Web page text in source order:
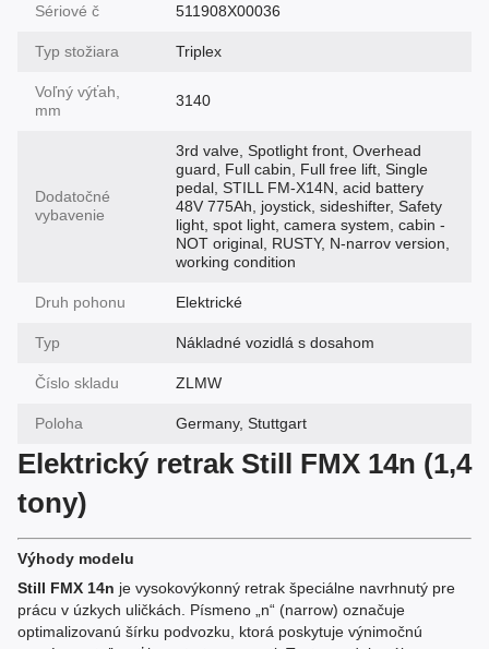
Sériové č 511908X00036
Typ stožiara Triplex
Voľný výťah,
mm
3140
Dodatočné
vybavenie
3rd valve, Spotlight front, Overhead
guard, Full cabin, Full free lift, Single
pedal, STILL FM-X14N, acid battery
48V 775Ah, joystick, sideshifter, Safety
light, spot light, camera system, cabin -
NOT original, RUSTY, N-narrov version,
working condition
Druh pohonu Elektrické
Typ Nákladné vozidlá s dosahom
Číslo skladu ZLMW
Poloha Germany, Stuttgart
Elektrický retrak Still FMX 14n (1,4
tony)
Výhody modelu
Still FMX 14n je vysokovýkonný retrak špeciálne navrhnutý pre
prácu v úzkych uličkách. Písmeno „n“ (narrow) označuje
optimalizovanú šírku podvozku, ktorá poskytuje výnimočnú